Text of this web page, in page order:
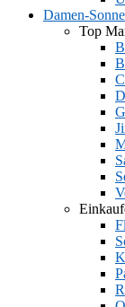
Damen-
Top